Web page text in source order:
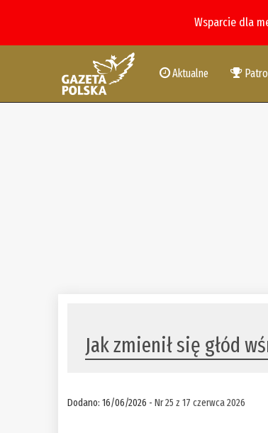
Wsparcie dla
Aktualne
Jak zmienił się głód
Dodano: 16/06/2026 -Nr 25 z 17 czerwca 2026